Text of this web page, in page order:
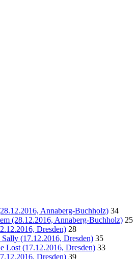
Annaberg-Buchholz) 34
(28.12.2016, Annaberg-Buchholz) 25
Dresden) 28
(17.12.2016, Dresden) 35
Lost (17.12.2016, Dresden) 33
Dresden) 39